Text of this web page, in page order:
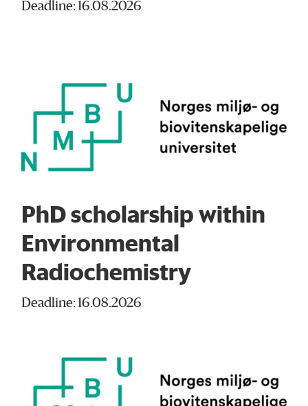
Deadline: 16.08.2026
PhD scholarship within
Environmental
Radiochemistry
Deadline: 16.08.2026